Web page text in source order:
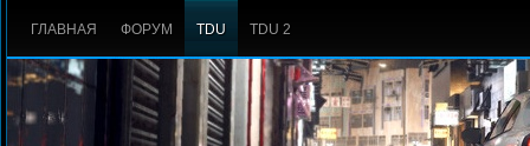
ГЛАВНАЯ ФОРУМ TDU TDU 2